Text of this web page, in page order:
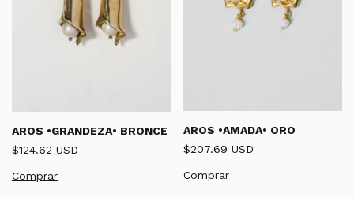
AROS •GRANDEZA• BRONCE
$124.62 USD
AROS •AMADA• ORO
$207.69 USD